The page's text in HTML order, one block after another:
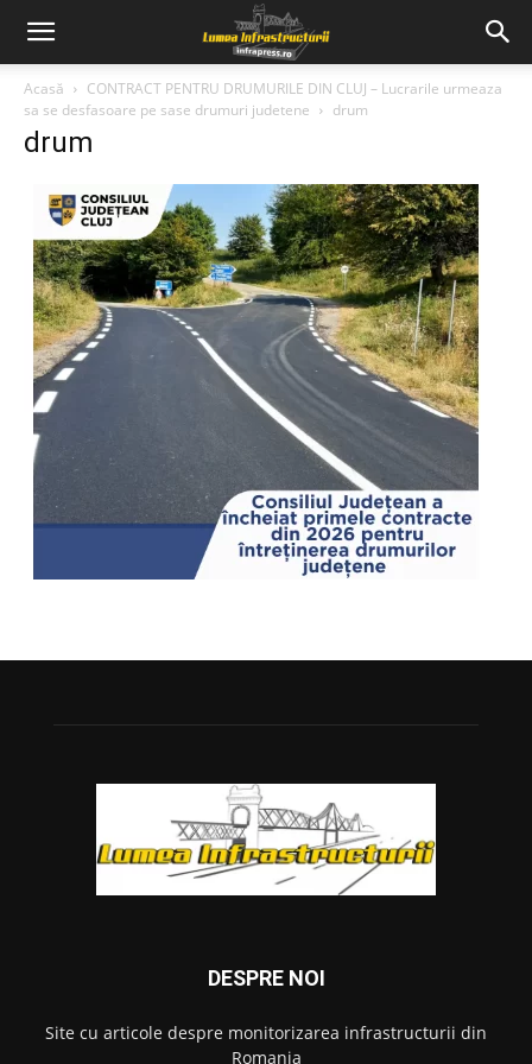
Acasă
CONTRACT PENTRU DRUMURILE DIN CLUJ – Lucrarile urmeaza
sa se desfasoare pe sase drumuri judetene
drum
drum
DESPRE NOI
Site cu articole despre monitorizarea infrastructurii din
Romania